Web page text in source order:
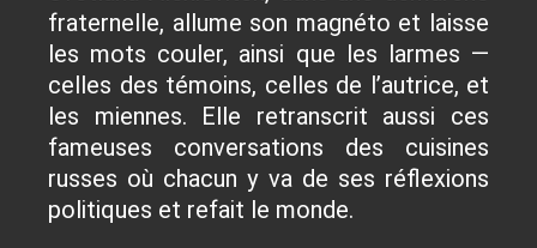
fraternelle, allume son magnéto et laisse
les mots couler, ainsi que les larmes —
celles des témoins, celles de l’autrice, et
les miennes. Elle retranscrit aussi ces
fameuses conversations des cuisines
russes où chacun y va de ses réflexions
politiques et refait le monde.